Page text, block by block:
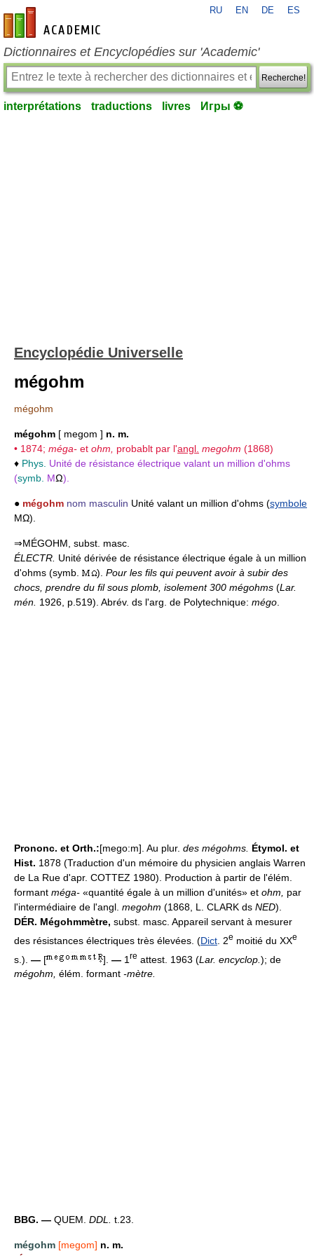
fr-academic.com
RU EN DE ES
Dictionnaires et Encyclopédies sur 'Academic'
Recherche!
interprétations traductions livres Игры ⚽
Encyclopédie Universelle
mégohm
mégohm
mégohm [ megom ] n. m.
• 1874; méga- et ohm, probablt par l'angl. megohm (1868)
♦ Phys. Unité de résistance électrique valant un million d'ohms
(symb. MΩ).
● mégohm nom masculin Unité valant un million d'ohms (symbole
MΩ).
⇒MÉGOHM, subst. masc.
ÉLECTR. Unité dérivée de résistance électrique égale à un million
d'ohms (symb.
). Pour les fils qui peuvent avoir à subir des
chocs, prendre du fil sous plomb, isolement 300 mégohms (Lar.
mén. 1926, p.519). Abrév. ds l'arg. de Polytechnique: mégo
Prononc. et Orth.:[mego:m]. Au plur. des mégohms. Étymol. et
Hist. 1878 (Traduction d'un mémoire du physicien anglais Warren
de La Rue d'apr. COTTEZ 1980). Production à partir de l'élém.
formant méga- «quantité égale à un million d'unités» et ohm,
par
l'intermédiaire de l'angl. megohm (1868, L. CLARK ds NED).
DÉR. Mégohmmètre, subst. masc. Appareil servant à mesurer
des résistances électriques très élevées. (Dict . 2e moitié du XXe
s.). — [ ]. — 1 re attest. 1963 (Lar. encyclop. ); de
mégohm, élém. formant -mètre.
BBG. — QUEM. DDL. t.23.
mégohm [megom] n. m.